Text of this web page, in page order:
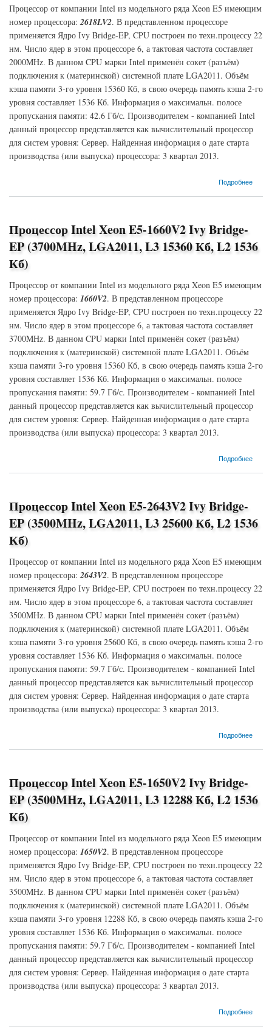
Процессор от компании Intel из модельного ряда Xeon E5 имеющим
номер процессора:2618LV2. В представленном процессоре
применяется Ядро Ivy Bridge-EP, CPU построен по техн.процессу 22
нм. Число ядер в этом процессоре 6, а тактовая частота составляет
2000MHz. В данном CPU марки Intel применён сокет (разъём)
подключения к (материнской) системной плате LGA2011. Объём
кэша памяти 3-го уровня 15360 Кб, в свою очередь память кэша 2-го
уровня составляет 1536 Кб. Информация о максимальн. полосе
пропускания памяти: 42.6 Гб/с. Производителем - компанией Intel
данный процессор представляется как вычислительный процессор
для систем уровня: Сервер. Найденная информация о дате старта
производства (или выпуска) процессора: 3 квартал 2013.
Подробнее
о Процессор Intel Xeon E5-2618LV2 Ivy Bridge-EP (2000MHz, LGA2011, L3 15360 Кб, L2
Процессор Intel Xeon E5-1660V2 Ivy Bridge-
EP (3700MHz, LGA2011, L3 15360 Кб, L2 1536
Кб)
Процессор от компании Intel из модельного ряда Xeon E5 имеющим
номер процессора: 1660V2. В представленном процессоре
применяется Ядро Ivy Bridge-EP, CPU построен по техн.процессу 22
нм. Число ядер в этом процессоре 6, а тактовая частота составляет
3700MHz. В данном CPU марки Intel применён сокет (разъём)
подключения к (материнской) системной плате LGA2011. Объём
кэша памяти 3-го уровня 15360 Кб, в свою очередь память кэша 2-го
уровня составляет 1536 Кб. Информация о максимальн. полосе
пропускания памяти: 59.7 Гб/с. Производителем - компанией Intel
данный процессор представляется как вычислительный процессор
для систем уровня: Сервер. Найденная информация о дате старта
производства (или выпуска) процессора: 3 квартал 2013.
Подробнее
о Процессор Intel Xeon E5-1660V2 Ivy Bridge-EP (3700MHz, LGA2011, L3 15360 Кб, L2
Процессор Intel Xeon E5-2643V2 Ivy Bridge-
EP (3500MHz, LGA2011, L3 25600 Кб, L2 1536
Кб)
Процессор от компании Intel из модельного ряда Xeon E5 имеющим
номер процессора:2643V2. В представленном процессоре
применяется Ядро Ivy Bridge-EP, CPU построен по техн.процессу 22
нм. Число ядер в этом процессоре 6, а тактовая частота составляет
3500MHz. В данном CPU марки Intel применён сокет (разъём)
подключения к (материнской) системной плате LGA2011. Объём
кэша памяти 3-го уровня 25600 Кб, в свою очередь память кэша 2-го
уровня составляет 1536 Кб. Информация о максимальн. полосе
пропускания памяти: 59.7 Гб/с. Производителем - компанией Intel
данный процессор представляется как вычислительный процессор
для систем уровня: Сервер. Найденная информация о дате старта
производства (или выпуска) процессора: 3 квартал 2013.
Подробнее
о Процессор Intel Xeon E5-2643V2 Ivy Bridge-EP (3500MHz, LGA2011, L3 25600 Кб, L2
Процессор Intel Xeon E5-1650V2 Ivy Bridge-
EP (3500MHz, LGA2011, L3 12288 Кб, L2 1536
Кб)
Процессор от компании Intel из модельного ряда Xeon E5 имеющим
номер процессора: 1650V2. В представленном процессоре
применяется Ядро Ivy Bridge-EP, CPU построен по техн.процессу 22
нм. Число ядер в этом процессоре 6, а тактовая частота составляет
3500MHz. В данном CPU марки Intel применён сокет (разъём)
подключения к (материнской) системной плате LGA2011. Объём
кэша памяти 3-го уровня 12288 Кб, в свою очередь память кэша 2-го
уровня составляет 1536 Кб. Информация о максимальн. полосе
пропускания памяти: 59.7 Гб/с. Производителем - компанией Intel
данный процессор представляется как вычислительный процессор
для систем уровня: Сервер. Найденная информация о дате старта
производства (или выпуска) процессора: 3 квартал 2013.
Подробнее
о Процессор Intel Xeon E5-1650V2 Ivy Bridge-EP (3500MHz, LGA2011, L3 12288 Кб, L2